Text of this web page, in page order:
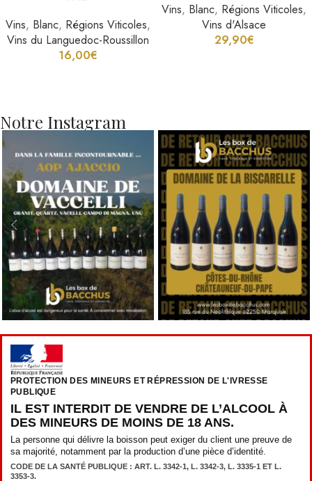
Vins, Blanc, Régions Viticoles,
Vins du Languedoc-Roussillon
16,00€
Vins, Blanc, Régions Viticoles,
Vins d'Alsace
29,90€
Notre Instagram
PROTECTION DES MINEURS ET RÉPRESSION DE L'IVRESSE
PUBLIQUE
IL EST INTERDIT DE VENDRE DE L’ALCOOL À
DES MINEURS DE MOINS DE 18 ANS.
La personne qui délivre la boisson peut exiger du client une preuve de
sa majorité, notamment par la production d’une pièce d’identité.
CODE DE LA SANTÉ PUBLIQUE : ART. L. 3342-1, L. 3342-3, L. 3335-1 ET L.
3353-3.